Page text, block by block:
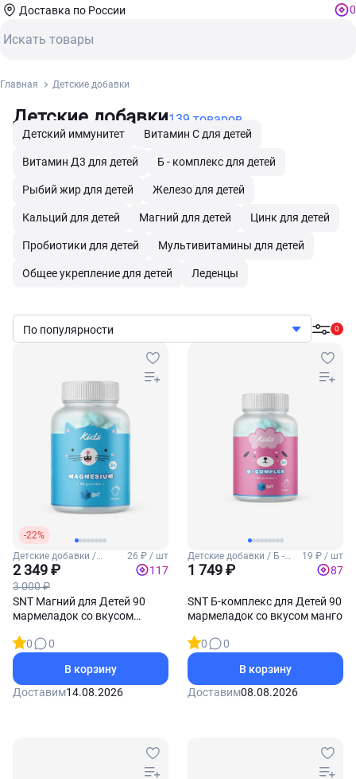
Доставка по России 0
Главная Детские добавки
Детские добавки139 товаров
Детский иммунитет Витамин С для детей
Витамин Д3 для детей Б - комплекс для детей
Рыбий жир для детей Железо для детей
Кальций для детей Магний для детей Цинк для детей
Пробиотики для детей Мультивитамины для детей
Общее укрепление для детей Леденцы
По популярности 0
-22%
Детские добавки /
Магний для детей
26 ₽ / шт
2 349 ₽
3 000 ₽
117
SNT Магний для Детей 90
мармеладок со вкусом
0
0
В корзину
Доставим14.08.2026
Детские добавки / Б -
комплекс для детей
19 ₽ / шт
1 749 ₽ 87
SNT Б-комплекс для Детей 90
мармеладок со вкусом манго
0
0
В корзину
Доставим08.08.2026